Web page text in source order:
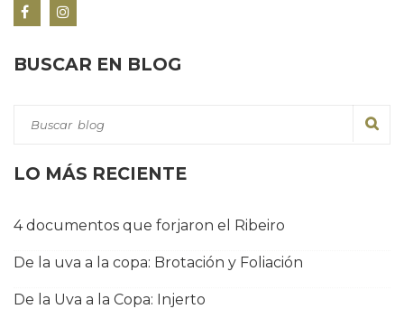
BUSCAR EN BLOG
LO MÁS RECIENTE
4 documentos que forjaron el Ribeiro
De la uva a la copa: Brotación y Foliación
De la Uva a la Copa: Injerto